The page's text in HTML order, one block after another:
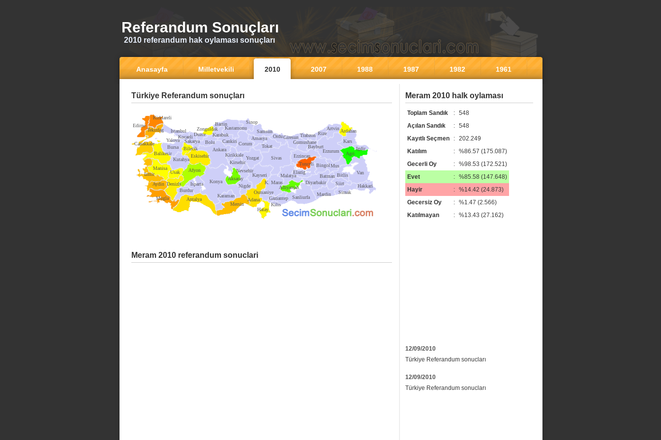
Referandum Sonuçları
2010 referandum hak oylaması sonuçları
Anasayfa Milletvekili 2010 2007 1988 1987 1982 1961
Türkiye Referandum sonuçları
Ankara
Kirklareli
Edirne
Tekirdag
Canakkale
Balikesir
Bursa
Istanbul
Kocaeli
Sakarya
Zonguldak
Bolu
Bilecik
Eskisehir
Kutahya
Manisa
Izmir
Aydin
Mugla
Denizli
Burdur
Usak Afyon
Isparta
Antalya
Konya
Mersin
Kirsehir
Cankiri
Kastamonu
Sinop
Corum
Yozgat
Nevsehir
Nigde
Adana
Hatay
K. Maras
Kayseri
Sivas
Tokat
Amasya
Samsun
OrduGiresun
Erzincan
Malatya
Gaziantep Sanliurfa
Adiyaman
Gumushane
Trabzon Rize
Erzurum
Artvin
Kars
Agri
Tunceli
Elazig
Diyarbakir
Mardin
Siirt
Bitlis
BingolMus
Van
Hakkari
Kirikkale
Bayburt
Karaman
Aksaray
Kilis
Ardahan
Duzce Karabuk
Bartin
Osmaniye
Igdir
Batman
Sirnak
Yalova
Meram 2010 referandum sonuclari
Meram 2010 halk oylaması
Toplam Sandık : 548
Açılan Sandık
: 548
Kayıtlı Seçmen
: 202.249
Katılım
: %86.57 (175.087)
Gecerli Oy
: %98.53 (172.521)
Evet
: %85.58 (147.648)
Hayir
: %14.42 (24.873)
Gecersiz Oy
: %1.47 (2.566)
Katılmayan
: %13.43 (27.162)
12/09/2010
Türkiye Referandum sonucları
12/09/2010
Türkiye Referandum sonucları